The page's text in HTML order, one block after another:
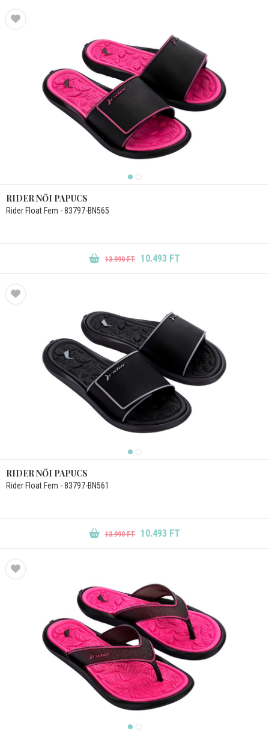
RIDER NŐI PAPUCS
Rider Float Fem - 83797-BN565
13.990 FT 10.493 FT
RIDER NŐI PAPUCS
Rider Float Fem - 83797-BN561
13.990 FT 10.493 FT